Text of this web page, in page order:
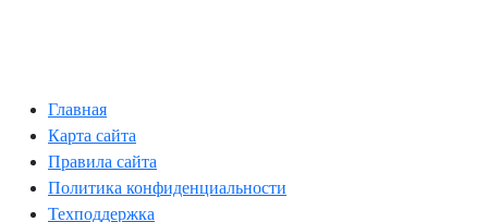
Главная
Карта сайта
Правила сайта
Политика конфиденциальности
Техподдержка